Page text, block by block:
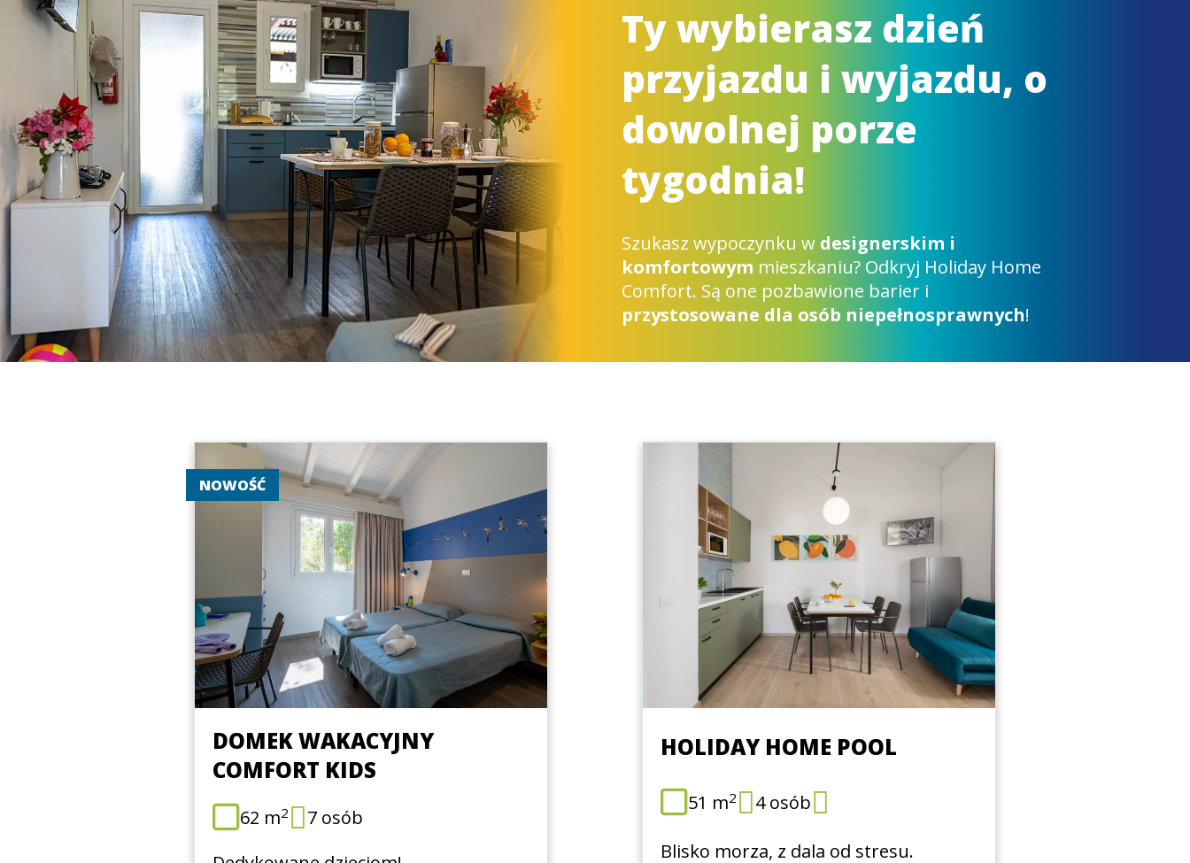
Ty wybierasz dzień
przyjazdu i wyjazdu, o
dowolnej porze
tygodnia!
Szukasz wypoczynku w designerskim i
komfortowym mieszkaniu? Odkryj Holiday Home
Comfort. Są one pozbawione barier i
przystosowane dla osób niepełnosprawnych!
NOWOŚĆ
DOMEK WAKACYJNY
COMFORT KIDS
62 m2
7 osób
HOLIDAY HOME POOL
51 m2 4 osób
Blisko morza, z dala od stresu.